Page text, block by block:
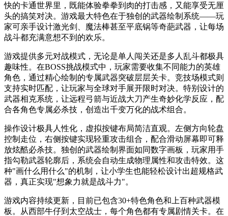
快的卡通世界里，既能体验拳拳到肉的打击感，又能享受无厘
头的搞笑对决。游戏最大特色在于独创的武器绘制系统——玩
家可亲手设计激光剑、魔法棒甚至平底锅等奇葩武器，让每场
战斗都充满意想不到的欢乐。
游戏提供多元对战模式，无论是单人闯关还是多人乱斗都极具
趣味性。在BOSS挑战模式中，玩家需要收集不同能力的英雄
角色，通过精心绘制的专属武器突破层层关卡。竞技场模式则
支持实时匹配，让玩家与全球对手展开限时对决。特别设计的
武器相克系统，让远程弓箭与近战大刀产生奇妙化学反应，配
合各角色专属必杀技，创造出千变万化的战术组合。
操作设计极具人性化，虚拟按键布局简洁直观。左侧方向轮盘
控制走位，右侧按键实现轻重攻击组合，配合滑动屏幕即可释
放炫酷必杀技。独创的武器绘制界面如同数字画板，玩家用手
指勾勒武器轮廓后，系统会自动生成物理属性和攻击特效。这
种"画什么用什么"的机制，让小学生也能轻松设计出超规格武
器，真正实现"想象力就是战斗力"。
游戏内容持续更新，目前已包含30+特色角色和上百种武器模
板。从西部牛仔到太空战士，每个角色都有专属剧情关卡。在